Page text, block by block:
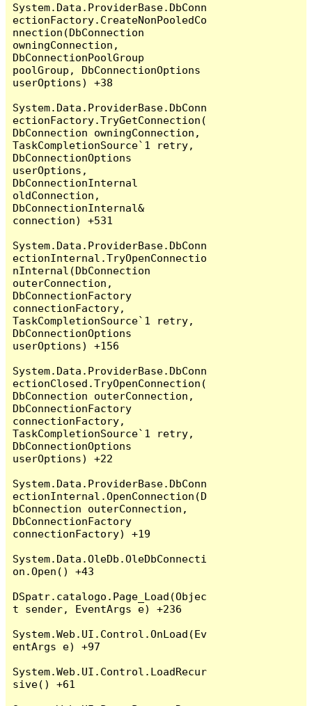
System.Data.ProviderBase.DbConn
ectionFactory.CreateNonPooledCo
nnection(DbConnection
owningConnection,
DbConnectionPoolGroup
poolGroup, DbConnectionOptions
userOptions) +38
System.Data.ProviderBase.DbConn
ectionFactory.TryGetConnection(
DbConnection owningConnection,
TaskCompletionSource`1 retry,
DbConnectionOptions
userOptions,
DbConnectionInternal
oldConnection,
DbConnectionInternal&
connection) +531
System.Data.ProviderBase.DbConn
ectionInternal.TryOpenConnectio
nInternal(DbConnection
outerConnection,
DbConnectionFactory
connectionFactory,
TaskCompletionSource`1 retry,
DbConnectionOptions
userOptions) +156
System.Data.ProviderBase.DbConn
ectionClosed.TryOpenConnection(
DbConnection outerConnection,
DbConnectionFactory
connectionFactory,
TaskCompletionSource`1 retry,
DbConnectionOptions
userOptions) +22
System.Data.ProviderBase.DbConn
ectionInternal.OpenConnection(D
bConnection outerConnection,
DbConnectionFactory
connectionFactory) +19
System.Data.OleDb.OleDbConnecti
on.Open() +43
DSpatr.catalogo.Page_Load(Objec
t sender, EventArgs e) +236
System.Web.UI.Control.OnLoad(Ev
entArgs e) +97
System.Web.UI.Control.LoadRecur
sive() +61